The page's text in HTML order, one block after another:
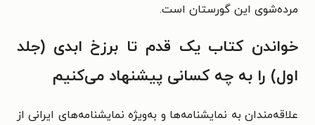
مرده‌شوی این گورستان است.
خواندن کتاب یک قدم تا برزخ ابدی (جلد
اول) را به چه کسانی پیشنهاد می‌کنیم
علاقه‌مندان به نمایشنامه‌ها و به‌ویژه نمایشنامه‌های ایرانی از